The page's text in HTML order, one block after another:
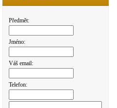
Předmět:
Jméno:
Váš email:
Telefon: